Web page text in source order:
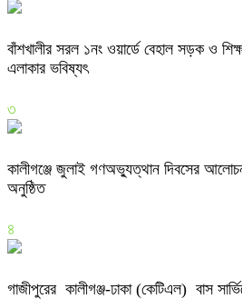
বাঁশখালীর সরল ১নং ওয়ার্ডে বেহাল সড়ক ও
এলাকার ভবিষ্যৎ
৩
কালীগঞ্জে জুলাই গণঅভ্যুত্থান দিবসের
অনুষ্ঠিত
৪
গাজীপুরের কালীগঞ্জ-ঢাকা (কেটিএল) বাস